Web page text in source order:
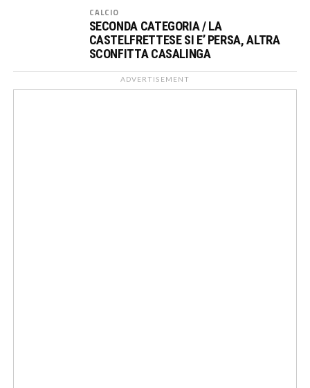
CALCIO
SECONDA CATEGORIA / LA
CASTELFRETTESE SI E’ PERSA, ALTRA
SCONFITTA CASALINGA
ADVERTISEMENT